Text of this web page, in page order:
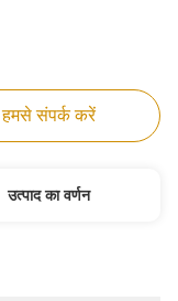
हमसे संपर्क करें
उत्पाद का वर्णन